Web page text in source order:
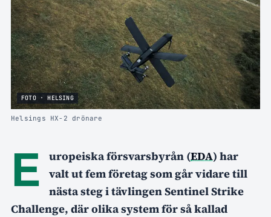
FOTO · HELSING
Helsings HX-2 drönare
E uropeiska försvarsbyrån (EDA) har
valt ut fem företag som går vidare till
nästa steg i tävlingen Sentinel Strike
Challenge, där olika system för så kallad